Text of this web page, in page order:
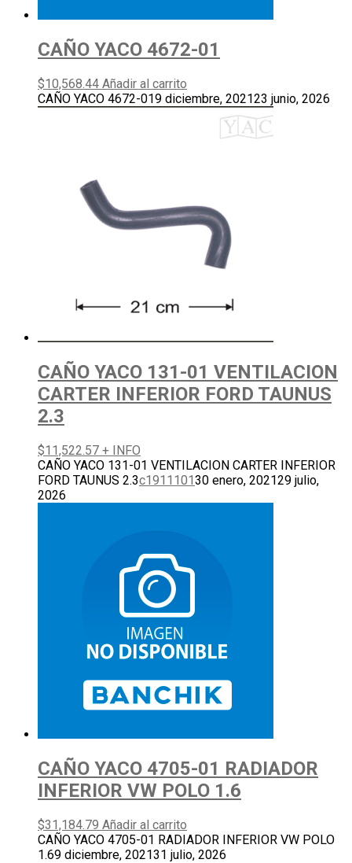
CAÑO YACO 4672-01
$10,568.44 Añadir al carrito
CAÑO YACO 4672-019 diciembre, 202123 junio, 2026
CAÑO YACO 131-01 VENTILACION
CARTER INFERIOR FORD TAUNUS
2.3
$11,522.57 + INFO
CAÑO YACO 131-01 VENTILACION CARTER INFERIOR
FORD TAUNUS 2.3c191110130 enero, 202129 julio,
2026
CAÑO YACO 4705-01 RADIADOR
INFERIOR VW POLO 1.6
$31,184.79 Añadir al carrito
CAÑO YACO 4705-01 RADIADOR INFERIOR VW POLO
1.69 diciembre, 202131 julio, 2026